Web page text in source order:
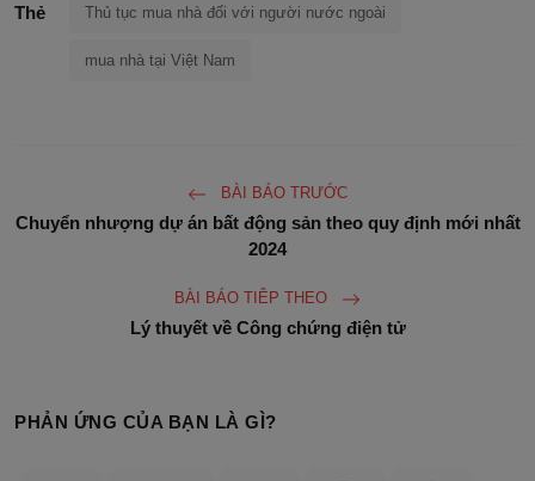
Thẻ Thủ tục mua nhà đối với người nước ngoài
mua nhà tại Việt Nam
BÀI BÁO TRƯỚC
Chuyển nhượng dự án bất động sản theo quy định mới nhất
2024
BÀI BÁO TIÊP THEO
Lý thuyết về Công chứng điện tử
PHẢN ỨNG CỦA BẠN LÀ GÌ?